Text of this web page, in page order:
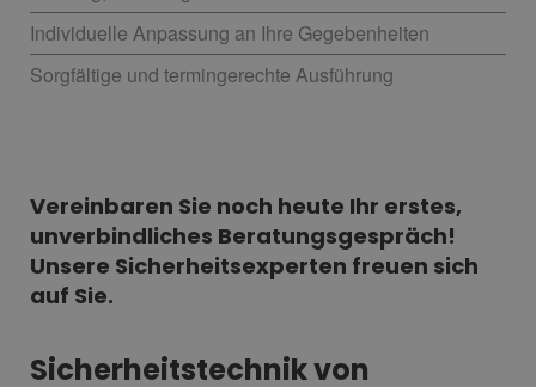
Individuelle Anpassung an Ihre Gegebenheiten
Sorgfältige und termingerechte Ausführung
Vereinbaren Sie noch heute Ihr erstes,
unverbindliches Beratungsgespräch!
Unsere Sicherheitsexperten freuen sich
auf Sie.
Sicherheitstechnik von